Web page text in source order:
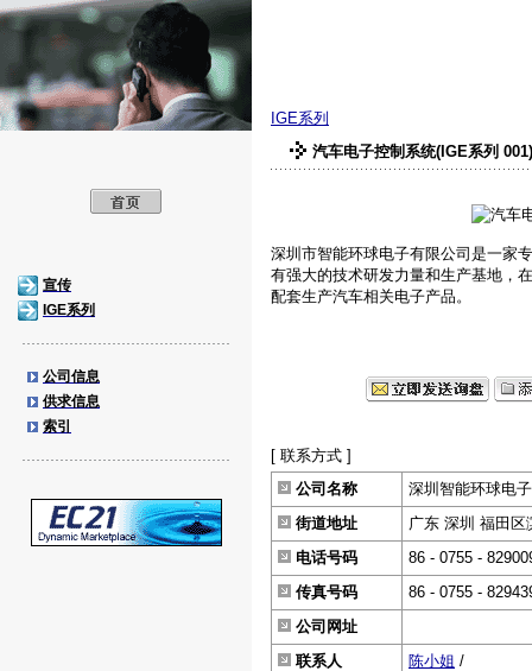
宣传
IGE系列
公司信息
供求信息
索引
IGE系列
汽车电子控制系统(IGE系列 001)
深圳市智能环球电子有限公司是一家
有强大的技术研发力量和生产基地，
配套生产汽
[ 联系方式 ]
公司名称
深圳智能环球电
街道地址
广东 深圳 福田区
电话号码
86 - 0755 -
传真号码
86 - 0755 -
公司网址
联系人
陈小姐 /